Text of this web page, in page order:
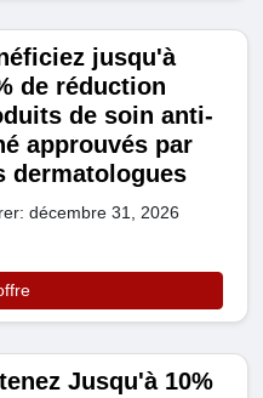
jusqu'à
de réduction
de soin anti-
approuvés par
dermatologues
décembre 31, 2026
Jusqu'à 10%